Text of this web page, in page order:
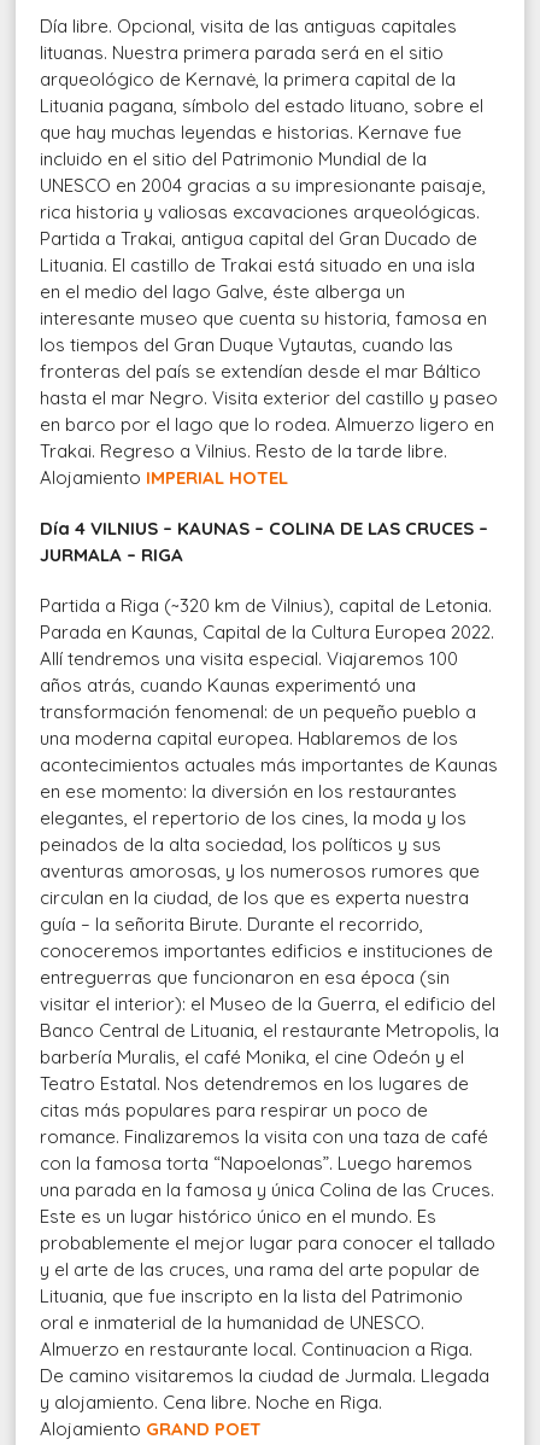
Día libre. Opcional, visita de las antiguas capitales
lituanas. Nuestra primera parada será en el sitio
arqueológico de Kernavė, la primera capital de la
Lituania pagana, símbolo del estado lituano, sobre el
que hay muchas leyendas e historias. Kernave fue
incluido en el sitio del Patrimonio Mundial de la
UNESCO en 2004 gracias a su impresionante paisaje,
rica historia y valiosas excavaciones arqueológicas.
Partida a Trakai, antigua capital del Gran Ducado de
Lituania. El castillo de Trakai está situado en una isla
en el medio del lago Galve, éste alberga un
interesante museo que cuenta su historia, famosa en
los tiempos del Gran Duque Vytautas, cuando las
fronteras del país se extendían desde el mar Báltico
hasta el mar Negro. Visita exterior del castillo y paseo
en barco por el lago que lo rodea. Almuerzo ligero en
Trakai. Regreso a Vilnius. Resto de la tarde libre.
Alojamiento IMPERIAL HOTEL
Día 4 VILNIUS – KAUNAS – COLINA DE LAS CRUCES –
JURMALA – RIGA
Partida a Riga (~320 km de Vilnius), capital de Letonia.
Parada en Kaunas, Capital de la Cultura Europea 2022.
Allí tendremos una visita especial. Viajaremos 100
años atrás, cuando Kaunas experimentó una
transformación fenomenal: de un pequeño pueblo a
una moderna capital europea. Hablaremos de los
acontecimientos actuales más importantes de Kaunas
en ese momento: la diversión en los restaurantes
elegantes, el repertorio de los cines, la moda y los
peinados de la alta sociedad, los políticos y sus
aventuras amorosas, y los numerosos rumores que
circulan en la ciudad, de los que es experta nuestra
guía – la señorita Birute. Durante el recorrido,
conoceremos importantes edificios e instituciones de
entreguerras que funcionaron en esa época (sin
visitar el interior): el Museo de la Guerra, el edificio del
Banco Central de Lituania, el restaurante Metropolis, la
barbería Muralis, el café Monika, el cine Odeón y el
Teatro Estatal. Nos detendremos en los lugares de
citas más populares para respirar un poco de
romance. Finalizaremos la visita con una taza de café
con la famosa torta “Napoelonas”. Luego haremos
una parada en la famosa y única Colina de las Cruces.
Este es un lugar histórico único en el mundo. Es
probablemente el mejor lugar para conocer el tallado
y el arte de las cruces, una rama del arte popular de
Lituania, que fue inscripto en la lista del Patrimonio
oral e inmaterial de la humanidad de UNESCO.
Almuerzo en restaurante local. Continuacion a Riga.
De camino visitaremos la ciudad de Jurmala. Llegada
y alojamiento. Cena libre. Noche en Riga.
Alojamiento GRAND POET